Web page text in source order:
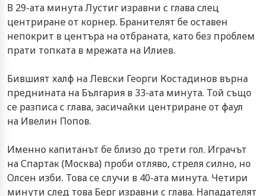
В 29-ата минута Лустиг изравни с глава слец
центриране от корнер. Бранителят бе оставен
непокрит в центъра на отбраната, като без проблем
прати топката в мрежата на Илиев.
Бившият халф на Левски Георги Костадинов върна
преднината на България в 33-ата минута. Той също
се разписа с глава, засичайки центриране от фаул
на Ивелин Попов.
Именно капитанът бе близо до трети гол. Играчът
на Спартак (Москва) проби отляво, стреля силно, но
Олсен изби. Това се случи в 40-ата минута. Четири
минути след това Берг изравни с глава. Нападателят